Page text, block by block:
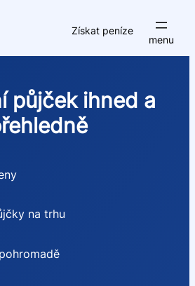
Získat peníze
půjček ihned a
na trhu